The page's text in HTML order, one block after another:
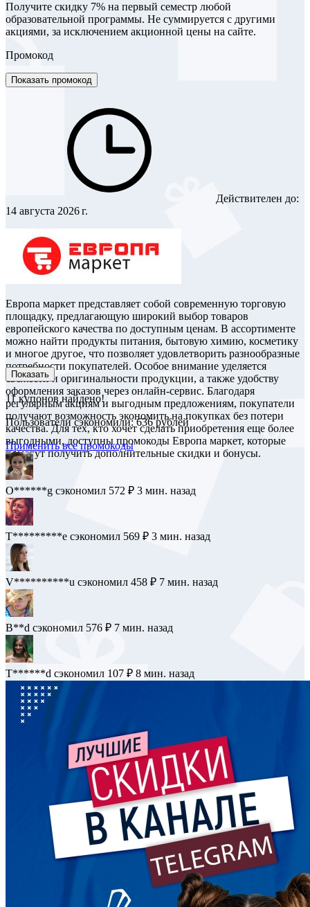
Получите скидку 7% на первый семестр любой
образовательной программы. Не суммируется с другими
акциями, за исключением акционной цены на сайте.
Промокод
Показать промокод
Действителен до:
14 августа 2026 г.
Европа маркет представляет собой современную торговую
площадку, предлагающую широкий выбор товаров
европейского качества по доступным ценам. В ассортименте
можно найти продукты питания, бытовую химию, косметику
и многое другое, что позволяет удовлетворить разнообразные
потребности покупателей. Особое внимание уделяется
свежести и оригинальности продукции, а также удобству
оформления заказов через онлайн-сервис. Благодаря
регулярным акциям и выгодным предложениям, покупатели
получают возможность экономить на покупках без потери
качества. Для тех, кто хочет сделать приобретения еще более
выгодными, доступны промокоды Европа маркет, которые
помогут получить дополнительные скидки и бонусы.
Показать
11купонов найдено!
Пользователи сэкономили: 636 рублей
Применить все промокоды
O******g сэкономил 572 ₽ 3 мин. назад
T*********e сэкономил 569 ₽ 3 мин. назад
V**********u сэкономил 458 ₽ 7 мин. назад
B**d сэкономил 576 ₽ 7 мин. назад
T******d сэкономил 107 ₽ 8 мин. назад